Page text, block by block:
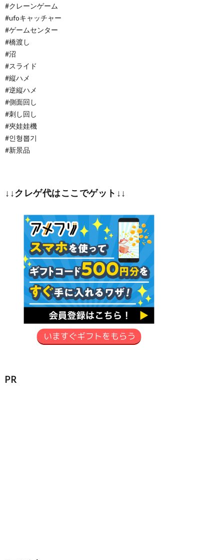
#クレーンゲーム
#ufoキャッチャー
#ゲームセンター
#橋渡し
#沼
#スライド
#縦ハメ
#逆縦ハメ
#側面回し
#刺し回し
#夾娃娃機
#인형뽑기
#新景品
↓↓クレゲ代はここでゲット↓↓
PR